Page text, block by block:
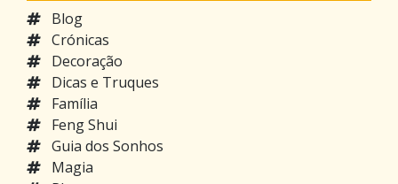
Blog
Crónicas
Decoração
Dicas e Truques
Família
Feng Shui
Guia dos Sonhos
Magia